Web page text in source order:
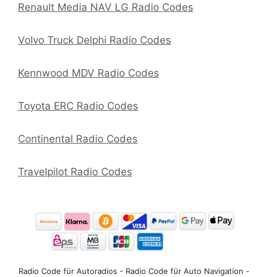
Renault Media NAV LG Radio Codes
Volvo Truck Delphi Radio Codes
Kennwood MDV Radio Codes
Toyota ERC Radio Codes
Continental Radio Codes
Travelpilot Radio Codes
Radio Code für Autoradios - Radio Code für Auto Navigation -